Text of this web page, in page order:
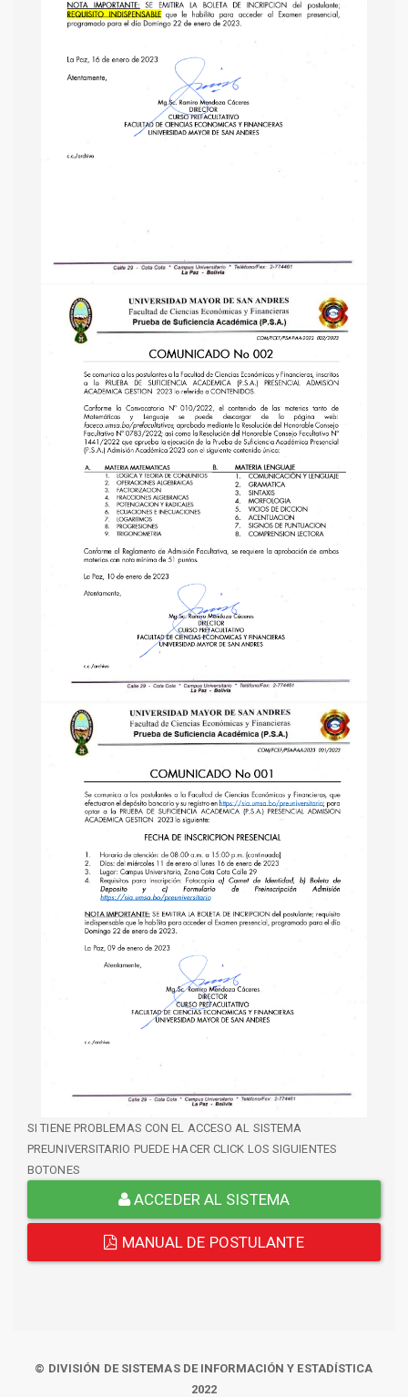
SI TIENE PROBLEMAS CON EL ACCESO AL SISTEMA
PREUNIVERSITARIO PUEDE HACER CLICK LOS SIGUIENTES
BOTONES
ACCEDER AL SISTEMA
MANUAL DE POSTULANTE
© DIVISIÓN DE SISTEMAS DE INFORMACIÓN Y ESTADÍSTICA
2022